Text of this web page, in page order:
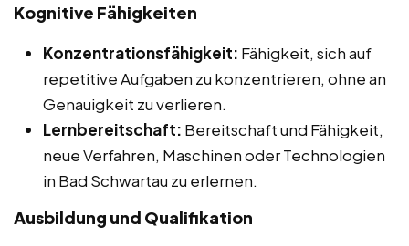
Kognitive Fähigkeiten
Konzentrationsfähigkeit: Fähigkeit, sich auf
repetitive Aufgaben zu konzentrieren, ohne an
Genauigkeit zu verlieren.
Lernbereitschaft: Bereitschaft und Fähigkeit,
neue Verfahren, Maschinen oder Technologien
in Bad Schwartau zu erlernen.
Ausbildung und Qualifikation